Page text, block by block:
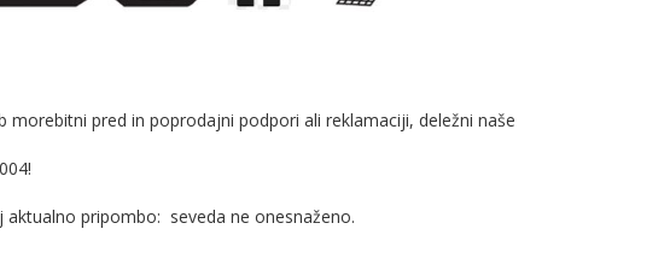
pred in poprodajni podpori ali reklamaciji, deležni naše
pripombo: seveda ne onesnaženo.